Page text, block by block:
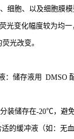
细胞、以及细胞膜模
光变化幅度较为均一
光改变。
：储存液用 DMSO
装储存在-20℃，避
的缓冲液（如：无